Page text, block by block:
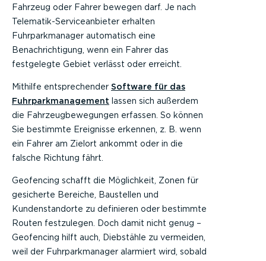
Fahrzeug oder Fahrer bewegen darf. Je nach
Telematik-Serviceanbieter erhalten
Fuhrparkmanager automatisch eine
Benachrichtigung, wenn ein Fahrer das
festgelegte Gebiet verlässt oder erreicht.
Mithilfe entsprechender Software für das
Fuhrparkmanagement lassen sich außerdem
die Fahrzeugbewegungen erfassen. So können
Sie bestimmte Ereignisse erkennen, z. B. wenn
ein Fahrer am Zielort ankommt oder in die
falsche Richtung fährt.
Geofencing schafft die Möglichkeit, Zonen für
gesicherte Bereiche, Baustellen und
Kundenstandorte zu definieren oder bestimmte
Routen festzulegen. Doch damit nicht genug –
Geofencing hilft auch, Diebstähle zu vermeiden,
weil der Fuhrparkmanager alarmiert wird, sobald